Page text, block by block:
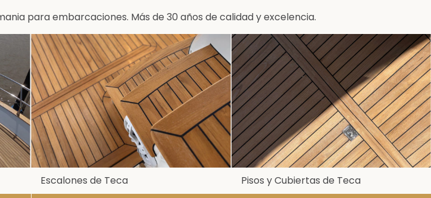
para embarcaciones. Más de 30 años de calidad y excelencia.
Escalones de Teca Pisos y Cubiertas de Teca